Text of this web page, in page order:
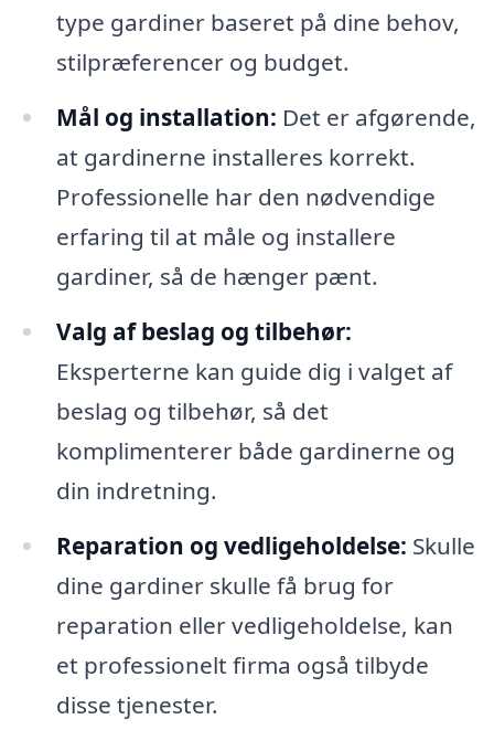
type gardiner baseret på dine behov,
stilpræferencer og budget.
Mål og installation: Det er afgørende,
at gardinerne installeres korrekt.
Professionelle har den nødvendige
erfaring til at måle og installere
gardiner, så de hænger pænt.
Valg af beslag og tilbehør:
Eksperterne kan guide dig i valget af
beslag og tilbehør, så det
komplimenterer både gardinerne og
din indretning.
Reparation og vedligeholdelse: Skulle
dine gardiner skulle få brug for
reparation eller vedligeholdelse, kan
et professionelt firma også tilbyde
disse tjenester.